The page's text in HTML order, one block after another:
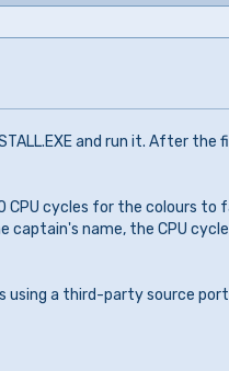
and run it. After the
cycles for the colours to
captain's name, the CPU
using a third-party source